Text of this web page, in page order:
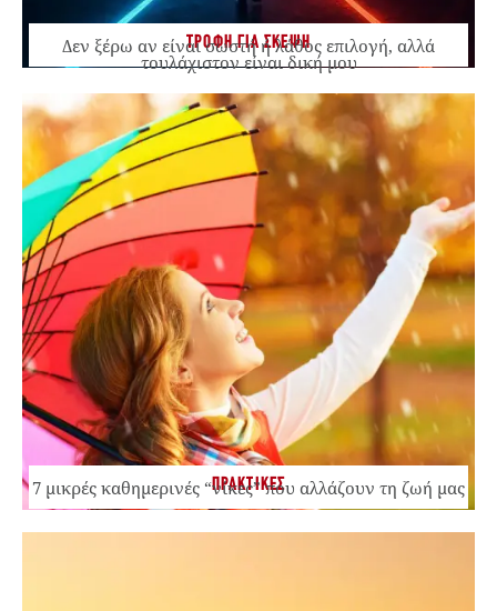
ΤΡΟΦΗ ΓΙΑ ΣΚΕΨΗ
Δεν ξέρω αν είναι σωστή ή λάθος επιλογή, αλλά
τουλάχιστον είναι δική μου
ΠΡΑΚΤΙΚΕΣ
7 μικρές καθημερινές “νίκες” που αλλάζουν τη ζωή μας